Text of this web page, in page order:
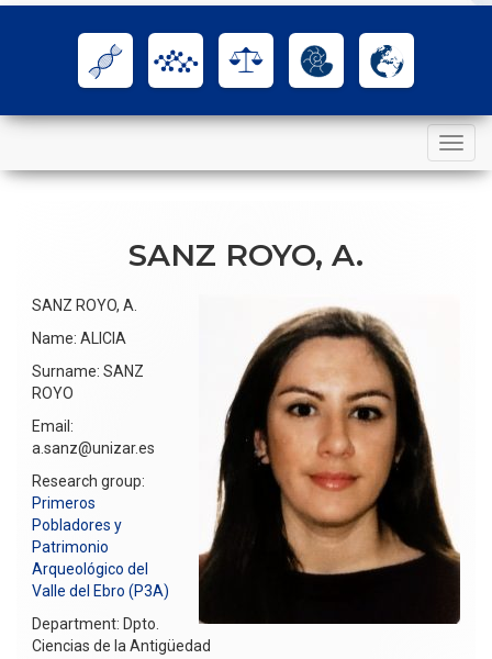
Toggle
navigation
SANZ ROYO, A.
SANZ ROYO, A.
Name: ALICIA
Surname: SANZ
ROYO
Email:
a.sanz@unizar.es
Research group:
Primeros
Pobladores y
Patrimonio
Arqueológico del
Valle del Ebro (P3A)
Department: Dpto.
Ciencias de la Antigüedad